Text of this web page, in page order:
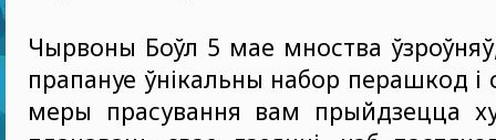
Чырвоны Боўл 5 мае мноства
прапануе ўнікальны набор перашкод
меры прасування вам прыйдзецца